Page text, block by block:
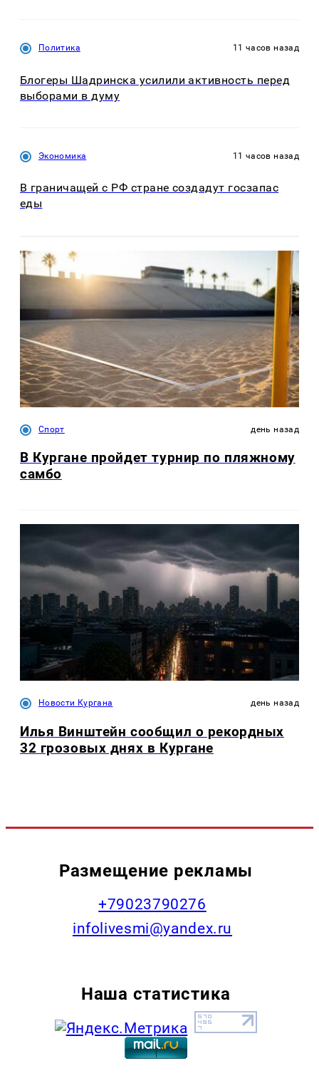
Политика 11 часов назад
Блогеры Шадринска усилили активность перед
выборами в думу
Экономика 11 часов назад
В граничащей с РФ стране создадут госзапас
еды
Спорт день назад
В Кургане пройдет турнир по пляжному
самбо
Новости Кургана день назад
Илья Винштейн сообщил о рекордных
32 грозовых днях в Кургане
Размещение рекламы
+79023790276
infolivesmi@yandex.ru
Наша статистика